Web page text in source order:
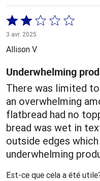
Coté
2 sur
5
3 avr. 2025
Allison V
Underwhelming
There was limited
an overwhelming
flatbread had no
bread was wet in
outside edges
underwhelming
Est-ce que cela a été